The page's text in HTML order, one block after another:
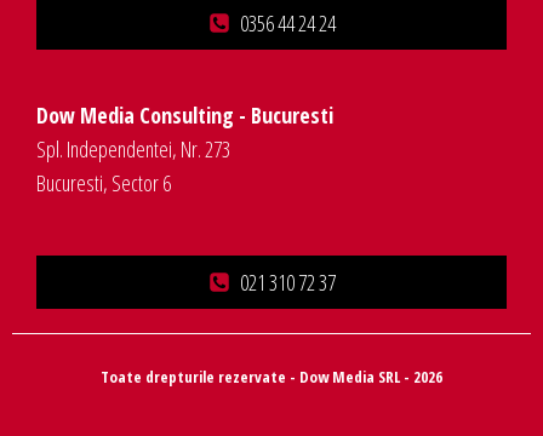
0356 44 24 24
Dow Media Consulting - Bucuresti
Spl. Independentei, Nr. 273
Bucuresti, Sector 6
021 310 72 37
Toate drepturile rezervate - Dow Media SRL - 2026